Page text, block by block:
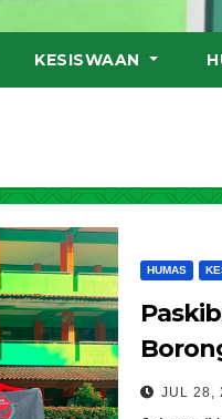
KESISWAAN
HUMAS
JUL 28,